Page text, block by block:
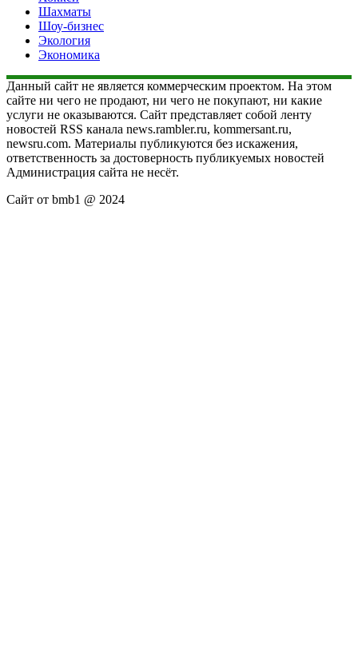
Шахматы
Шоу-бизнес
Экология
Экономика
Данный сайт не является коммерческим проектом. На этом
сайте ни чего не продают, ни чего не покупают, ни какие
услуги не оказываются. Сайт представляет собой ленту
новостей RSS канала news.rambler.ru, kommersant.ru,
newsru.com. Материалы публикуются без искажения,
ответственность за достоверность публикуемых новостей
Администрация сайта не несёт.
Сайт от bmb1 @ 2024